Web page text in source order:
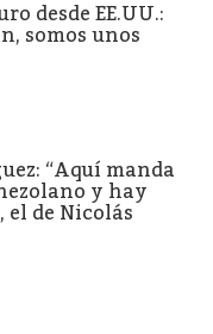
desde EE.UU.:
somos unos
“Aquí manda
y hay
el de Nicolás